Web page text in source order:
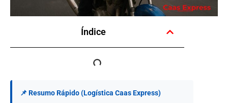
Índice
📌 Resumo Rápido (Logística Caas Express)